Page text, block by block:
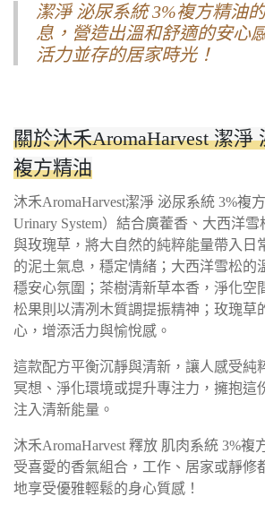
潔淨 泌尿系統 3%複方精油
息，營造出溫和舒適的安心
活力並存的居家時光！
關於沐禾AromaHarvest 潔淨
複方精油
沐禾AromaHarvest潔淨 泌尿系統 3%複
Urinary System）結合廣藿香、大西洋
與玫瑰草，將大自然的純粹能量帶入日
的泥土氣息，穩定情緒；大西洋雪松的
穩安心氛圍；茶樹清新草本香，淨化空
松果則以清冽木質調提振精神；玫瑰草
心，增添活力與愉悅感。
這款配方平衡沉靜與清新，讓人感受純
冥想、淨化環境或提升專注力，擁抱這
注入清新能量。
沐禾AromaHarvest 釋放 肌肉系統 3%複
受喜愛的香氣組合，工作、居家或靜修
地享受優雅輕鬆的身心質感！